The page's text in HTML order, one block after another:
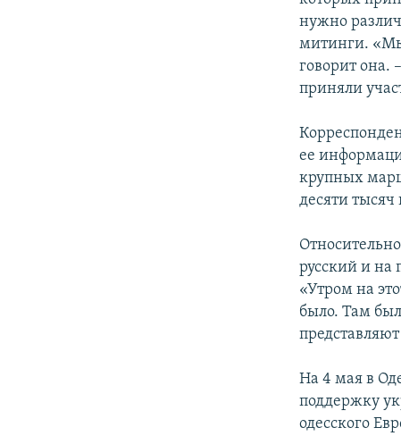
нужно
митинги. «Мы
говорит
приняли
ее
крупных
десяти тысяч
русский и на
«Утром на
было. Там
На 4 мая в
поддержку
одесского